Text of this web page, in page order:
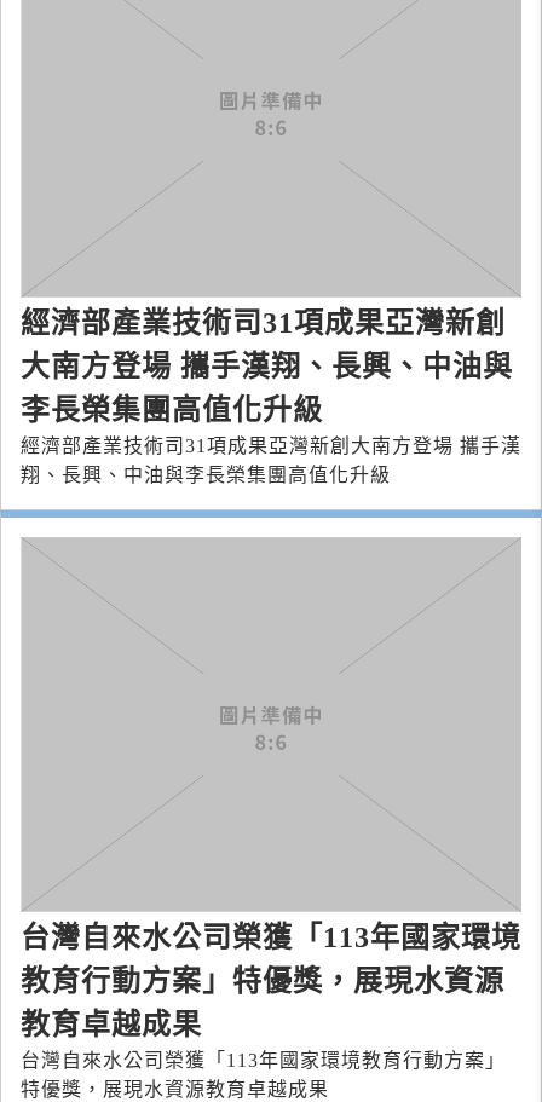
經濟部產業技術司31項成果亞灣新創
大南方登場 攜手漢翔、長興、中油與
李長榮集團高值化升級
經濟部產業技術司31項成果亞灣新創大南方登場 攜手漢
翔、長興、中油與李長榮集團高值化升級
台灣自來水公司榮獲「113年國家環境
教育行動方案」特優獎，展現水資源
教育卓越成果
台灣自來水公司榮獲「113年國家環境教育行動方案」
特優獎，展現水資源教育卓越成果